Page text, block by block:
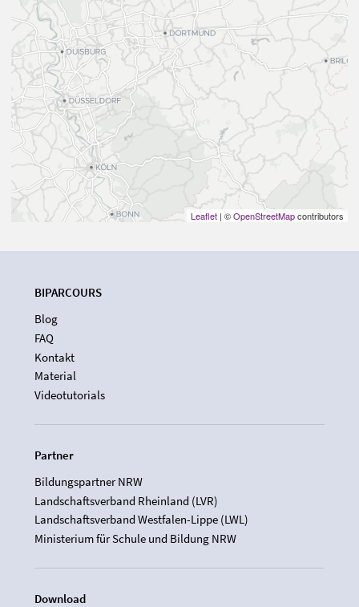
Leaflet | ©OpenStreetMapcontributors
BIPARCOURS
Blog
FAQ
Kontakt
Material
Videotutorials
Partner
Bildungspartner NRW
Landschaftsverband Rheinland (LVR)
Landschaftsverband Westfalen-Lippe (LWL)
Ministerium für Schule und Bildung NRW
Download